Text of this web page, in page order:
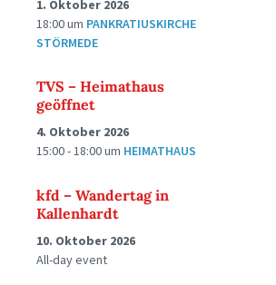
1. Oktober 2026
18:00um PANKRATIUSKIRCHE
STÖRMEDE
TVS – Heimathaus
geöffnet
4. Oktober 2026
15:00 - 18:00um HEIMATHAUS
kfd – Wandertag in
Kallenhardt
10. Oktober 2026
All-day event